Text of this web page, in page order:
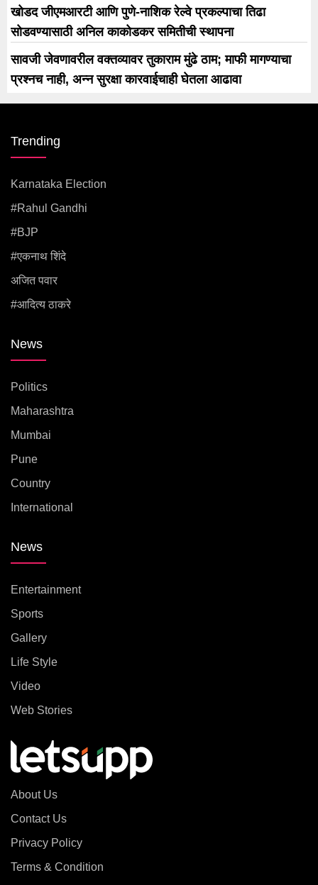
खोडद जीएमआरटी आणि पुणे-नाशिक रेल्वे प्रकल्पाचा तिढा
सोडवण्यासाठी अनिल काकोडकर समितीची स्थापना
सावजी जेवणावरील वक्तव्यावर तुकाराम मुंढे ठाम; माफी मागण्याचा
प्रश्नच नाही, अन्न सुरक्षा कारवाईचाही घेतला आढावा
Trending
Karnataka Election
#rahul Gandhi
#BJP
#एकनाथ शिंदे
अजित पवार
#आदित्य ठाकरे
News
Politics
Maharashtra
Mumbai
Pune
Country
International
News
Entertainment
Sports
Gallery
Life Style
Video
Web Stories
About Us
Contact Us
Privacy Policy
Terms & Condition